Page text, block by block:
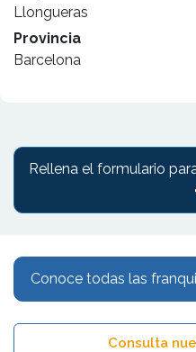
Llongueras
Provincia
Barcelona
Conoce todas las
Consulta